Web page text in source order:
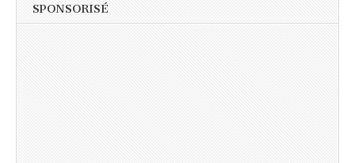
SPONSORISÉ